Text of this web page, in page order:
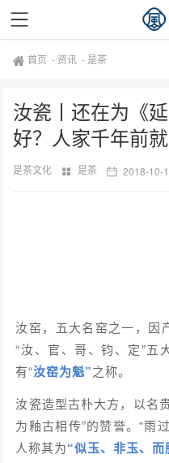
首页 - 资讯 -是茶
汝瓷丨还在为《
好？人家千年前
是茶文化 是茶 2018-10-
汝窑，五大名窑之一，因
“汝、官、哥、钧、定”五
有“汝窑为魁”之称。
汝瓷造型古朴大方，以名
为釉古相传”的赞誉。“雨
人称其为“似玉、非玉、